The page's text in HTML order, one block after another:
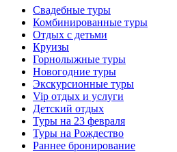
Свадебные туры
Комбинированные туры
Отдых с детьми
Круизы
Горнолыжные туры
Новогодние туры
Экскурсионные туры
Vip отдых и услуги
Детский отдых
Туры на 23 февраля
Туры на Рождество
Раннее бронирование